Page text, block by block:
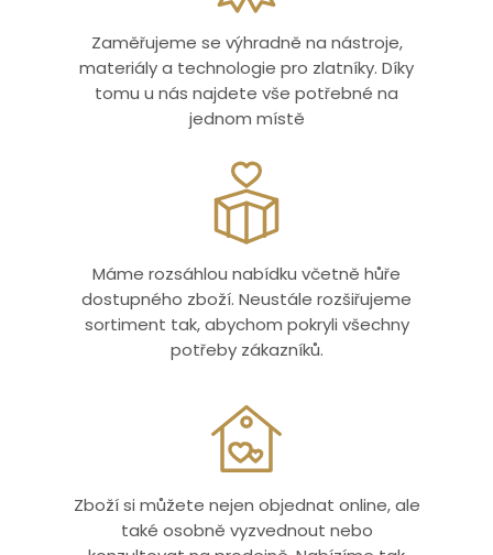
Zaměřujeme se výhradně na nástroje,
materiály a technologie pro zlatníky. Díky
tomu u nás najdete vše potřebné na
jednom místě
Máme rozsáhlou nabídku včetně hůře
dostupného zboží. Neustále rozšiřujeme
sortiment tak, abychom pokryli všechny
potřeby zákazníků.
Zboží si můžete nejen objednat online, ale
také osobně vyzvednout nebo